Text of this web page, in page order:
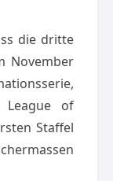
die dritte
November
of
Staffel